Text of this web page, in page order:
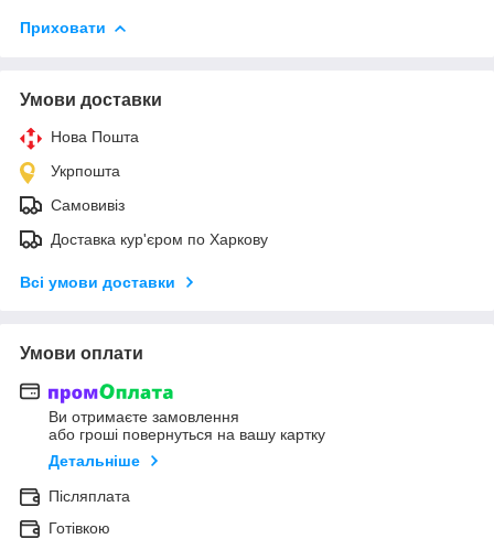
Приховати
Умови доставки
Нова Пошта
Укрпошта
Самовивіз
Доставка кур'єром по Харкову
Всі умови доставки
Умови оплати
Ви отримаєте замовлення
або гроші повернуться на вашу картку
Детальніше
Післяплата
Готівкою